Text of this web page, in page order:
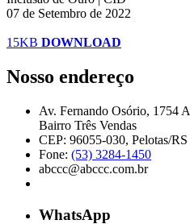
07 de Setembro de 2022
15KB DOWNLOAD
Nosso endereço
Av. Fernando Osório, 1754 A
Bairro Três Vendas
CEP: 96055-030, Pelotas/RS
Fone: (53) 3284-1450
abccc@abccc.com.br
WhatsApp